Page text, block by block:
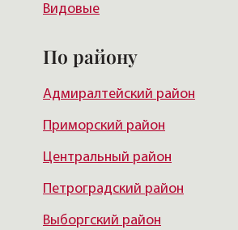
Видовые
По району
Адмиралтейский район
Приморский район
Центральный район
Петроградский район
Выборгский район